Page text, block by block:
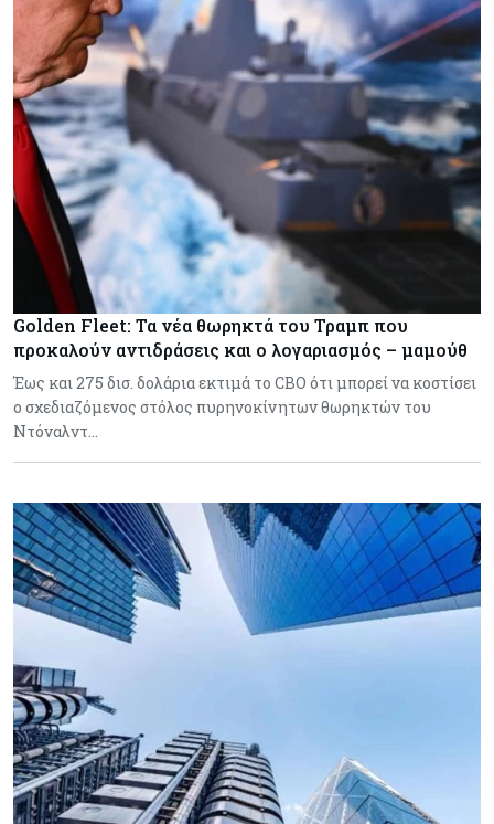
Golden Fleet: Τα νέα θωρηκτά του Τραμπ που
προκαλούν αντιδράσεις και ο λογαριασμός – μαμούθ
Έως και 275 δισ. δολάρια εκτιμά το CBO ότι μπορεί να κοστίσει
ο σχεδιαζόμενος στόλος πυρηνοκίνητων θωρηκτών του
Ντόναλντ…